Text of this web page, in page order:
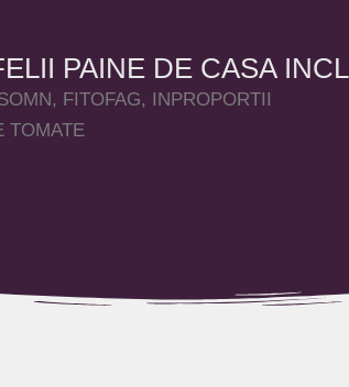
PAINE DE CASA
FITOFAG, INPROPORTII
TOMATE